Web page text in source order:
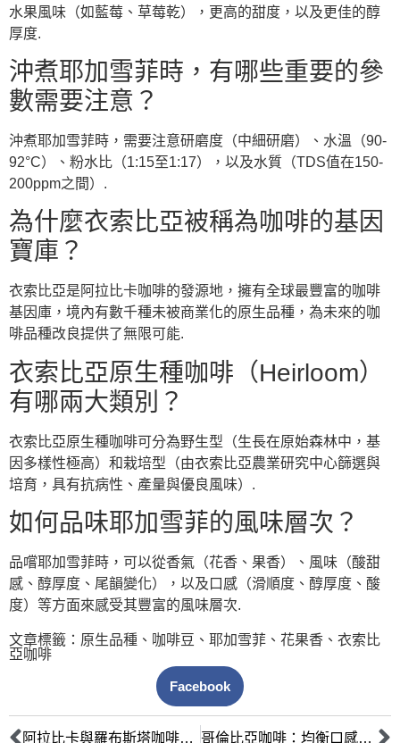
水果風味（如藍莓、草莓乾），更高的甜度，以及更佳的醇
厚度.
沖煮耶加雪菲時，有哪些重要的參
數需要注意？
沖煮耶加雪菲時，需要注意研磨度（中細研磨）、水溫（90-
92°C）、粉水比（1:15至1:17），以及水質（TDS值在150-
200ppm之間）.
為什麼衣索比亞被稱為咖啡的基因
寶庫？
衣索比亞是阿拉比卡咖啡的發源地，擁有全球最豐富的咖啡
基因庫，境內有數千種未被商業化的原生品種，為未來的咖
啡品種改良提供了無限可能.
衣索比亞原生種咖啡（Heirloom）
有哪兩大類別？
衣索比亞原生種咖啡可分為野生型（生長在原始森林中，基
因多樣性極高）和栽培型（由衣索比亞農業研究中心篩選與
培育，具有抗病性、產量與優良風味）.
如何品味耶加雪菲的風味層次？
品嚐耶加雪菲時，可以從香氣（花香、果香）、風味（酸甜
感、醇厚度、尾韻變化），以及口感（滑順度、醇厚度、酸
度）等方面來感受其豐富的風味層次.
文章標籤： 原生品種 、 咖啡豆 、 耶加雪菲 、 花果香 、 衣索比
亞咖啡
Facebook
阿拉比卡與羅布斯塔咖啡豆：風味、種植、產量全面解析 哥倫比亞咖啡：均衡口感與堅果香氣的完美演繹 (深入產區、處理法)